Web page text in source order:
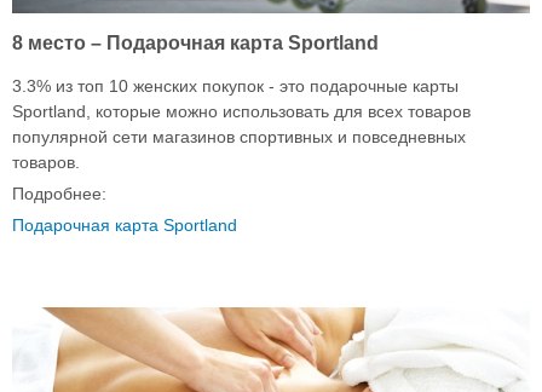
8 место – Подарочная карта Sportland
3.3% из топ 10 женских покупок - это подарочные карты
Sportland, которые можно использовать для всех товаров
популярной сети магазинов спортивных и повседневных
товаров.
Подробнее:
Подарочная карта Sportland